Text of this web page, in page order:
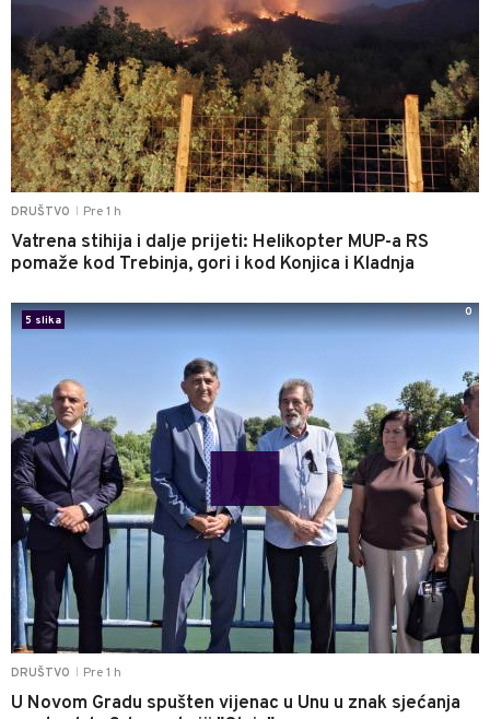
DRUŠTVO Pre 1 h
Vatrena stihija i dalje prijeti: Helikopter MUP-a RS
pomaže kod Trebinja, gori i kod Konjica i Kladnja
DRUŠTVO Pre 1 h
U Novom Gradu spušten vijenac u Unu u znak sjećanja
5 slika
0